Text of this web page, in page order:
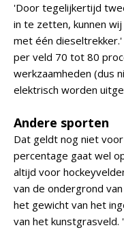
'Door tegelijkertijd
in te zetten, kunnen
met één dieseltrekker.'
per veld 70 tot 80
werkzaamheden (dus
elektrisch worden
Andere sporten
Dat geldt nog niet
percentage gaat wel
altijd voor
van de ondergrond
het gewicht van het
van het kunstgrasveld.